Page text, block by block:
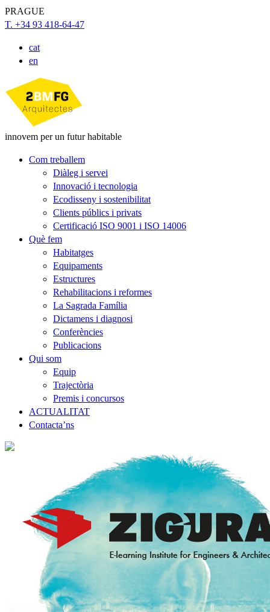
PRAGUE
T. +34 93 418-64-47
cat
en
innovem per un futur habitable
Com treballem
Diàleg i servei
Innovació i tecnologia
Ecodisseny i sostenibilitat
Clients públics i privats
Certificació ISO 9001 i ISO 14006
Què fem
Habitatges
Equipaments
Estructures
Rehabilitacions i reformes
La Sagrada Família
Dictamens i diagnosi
Conferències
Publicacions
Qui som
Equip
Trajectòria
Premis i concursos
ACTUALITAT
Contacta’ns